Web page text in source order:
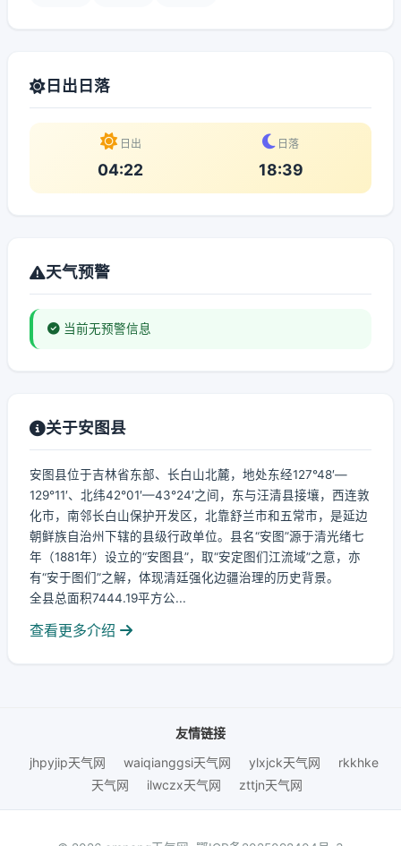
日出日落
日出
04:22
日落
18:39
天气预警
当前无预警信息
关于安图县
安图县位于吉林省东部、长白山北麓，地处东经127°48′—
129°11′、北纬42°01′—43°24′之间，东与汪清县接壤，西连敦
化市，南邻长白山保护开发区，北靠舒兰市和五常市，是延边
朝鲜族自治州下辖的县级行政单位。县名“安图”源于清光绪七
年（1881年）设立的“安图县”，取“安定图们江流域”之意，亦
有“安于图们”之解，体现清廷强化边疆治理的历史背景。
全县总面积7444.19平方公...
查看更多介绍
友情链接
jhpyjip天气网
waiqianggsi天气网 ylxjck天气网
rkkhke
天气网
ilwczx天气网 zttjn天气网